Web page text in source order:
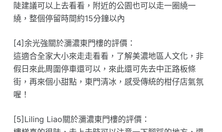
陡建議可以上去看看，附近的公園也可以走一圈繞一
繞，整個停留時間約15分鐘以內
[4]余光強關於瀰濃東門樓的評價：
這適合全家大小來走走看看，了解美濃地區人文化，非
假日來此周圍停車還可以，來此還可先去中正路板條
街，再來個小甜點，東門清冰，感受傳統的柑仔店氣氛
喔！
[5]Liling Liao關於瀰濃東門樓的評價：